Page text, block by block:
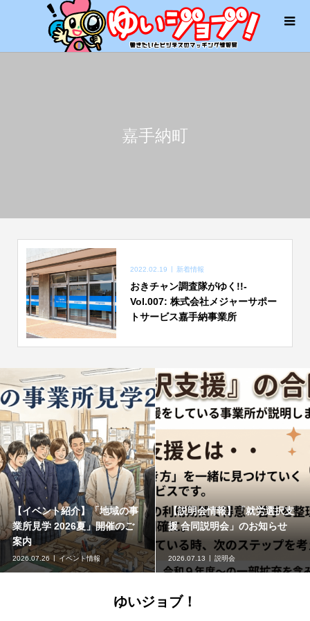
嘉手納町
2022.02.19 新着情報
おきチャン調査隊がゆく!!-
Vol.007: 株式会社メジャーサポー
トサービス嘉手納事業所
【イベント紹介】「地域の事
業所見学 2026夏」開催のご
案内
2026.07.26 イベント情報
【説明会情報】「就労選択支
援 合同説明会」のお知らせ
2026.07.13 説明会
ゆいジョブ！